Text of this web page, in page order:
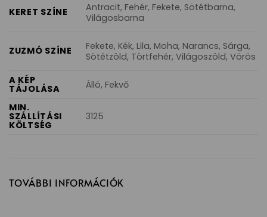
KERET SZÍNE
Antracit, Fehér, Fekete, Sötétbarna,
Világosbarna
ZUZMÓ SZÍNE
Fekete, Kék, Lila, Moha, Narancs, Sárga,
Sötétzöld, Törtfehér, Világoszöld, Vörös
A KÉP
TÁJOLÁSA
Álló, Fekvő
MIN.
SZÁLLÍTÁSI
KÖLTSÉG
3125
TOVÁBBI INFORMÁCIÓK